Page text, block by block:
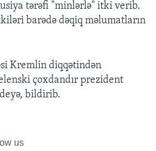
tərəfi "minlərlə" itki verib.
barədə dəqiq məlumatların
Kremlin diqqətindən
çoxdandır prezident
bildirib.
us